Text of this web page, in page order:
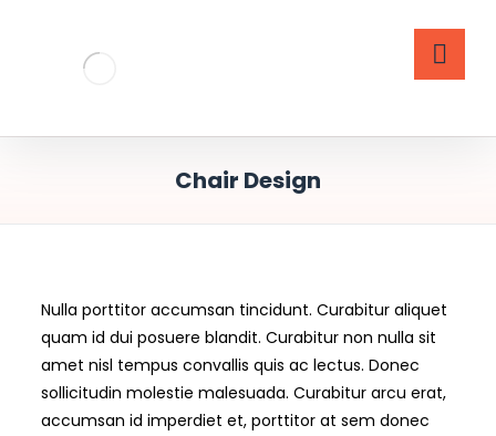
Chair Design
Nulla porttitor accumsan tincidunt. Curabitur aliquet
quam id dui posuere blandit. Curabitur non nulla sit
amet nisl tempus convallis quis ac lectus. Donec
sollicitudin molestie malesuada. Curabitur arcu erat,
accumsan id imperdiet et, porttitor at sem donec